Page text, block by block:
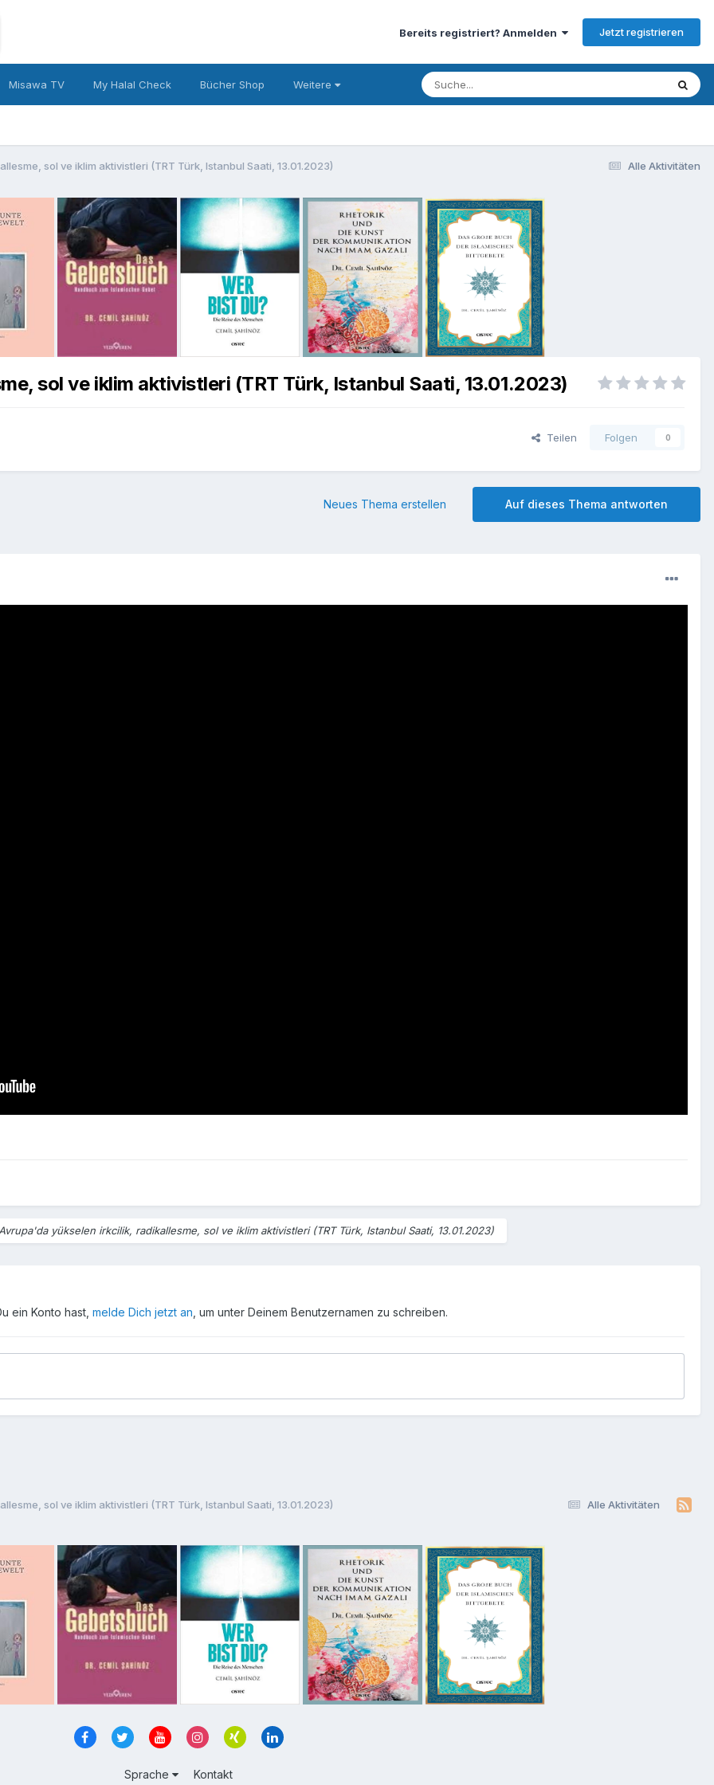
Bereits registriert? Anmelden Jetzt registrieren
Misawa TV My Halal Check Bücher Shop Weitere
Alle Aktivitäten
sol ve iklim aktivistleri (TRT Türk, Istanbul Saati, 13.01.2023)
sol ve iklim aktivistleri (TRT Türk, Istanbul Saati, 13.01.2023)
Teilen Folgen 0
Auf dieses Thema antworten
Neues Thema erstellen
Avrupa'da yükselen irkcilik, radikallesme, sol ve iklim aktivistleri (TRT Türk, Istanbul Saati, 13.01.2023)
ein Konto hast, melde Dich jetzt an , um unter Deinem Benutzernamen zu schreiben.
Alle Aktivitäten
sol ve iklim aktivistleri (TRT Türk, Istanbul Saati, 13.01.2023)
Sprache Kontakt